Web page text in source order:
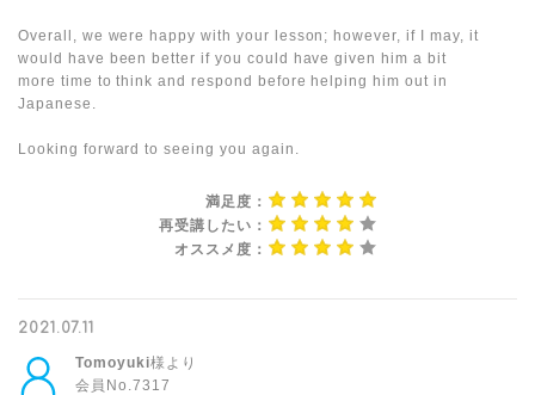
Overall, we were happy with your lesson; however, if I may, it
would have been better if you could have given him a bit
more time to think and respond before helping him out in
Japanese.
Looking forward to seeing you again.
満足度：
再受講したい：
オススメ度：
2021.07.11
Tomoyuki様より
会員No.7317